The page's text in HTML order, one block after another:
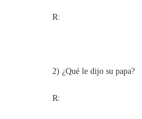
R:
2) ¿Qué le dijo su papa?
R: